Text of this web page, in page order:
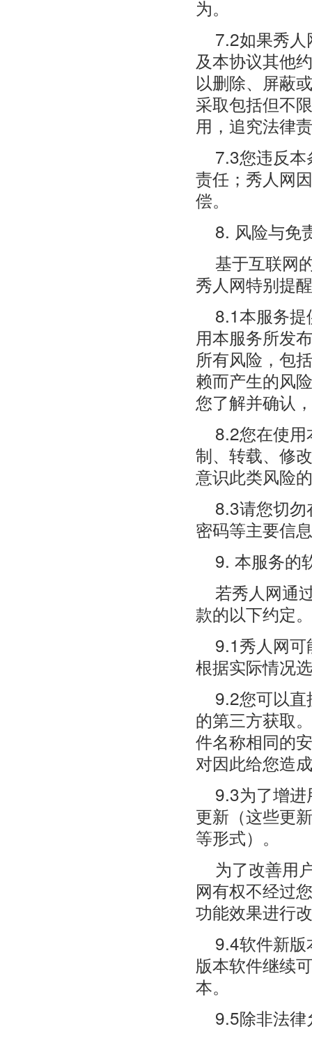
为。
7.2如果秀
及本协议其他
以删除、屏蔽
采取包括但不
用，追究法律
7.3您违反
责任；秀人网
偿。
8. 风险与免
基于互联网
秀人网特别提
8.1本服务
用本服务所发
所有风险，包
赖而产生的风
您了解并确认
8.2您在使
制、转载、修
意识此类风险
8.3请您切
密码等主要信
9. 本服务的
若秀人网通
款的以下约定。
9.1秀人网
根据实际情况
9.2您可以
的第三方获取
件名称相同的
对因此给您造
9.3为了增
更新（这些更
等形式）。
为了改善用
网有权不经过
功能效果进行
9.4软件新
版本软件继续
本。
9.5除非法